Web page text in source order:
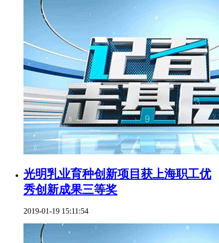
光明乳业育种创新项目获上海职工优
秀创新成果三等奖
2019-01-19 15:11:54